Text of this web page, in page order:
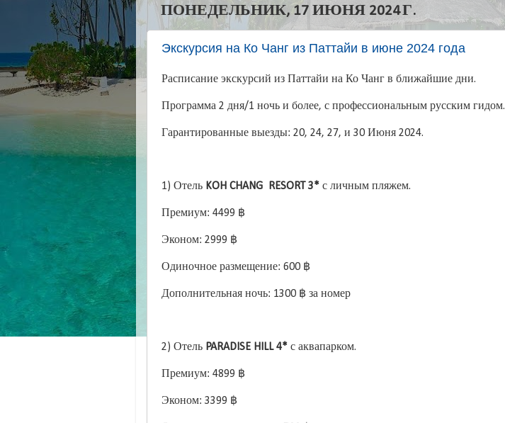
ПОНЕДЕЛЬНИК, 17 ИЮНЯ 2024 Г.
Экскурсия на Ко Чанг из Паттайи в июне 2024 года
Расписание экскурсий из Паттайи на Ко Чанг в ближайшие дни.
Программа 2 дня/1 ночь и более, с профессиональным русским гидом.
Гарантированные выезды: 20, 24, 27, и 30 Июня 2024.
1) Отель KOH CHANG RESORT 3* с личным пляжем.
Премиум: 4499 ฿
Эконом: 2999 ฿
Одиночное размещение: 600 ฿
Дополнительная ночь: 1300 ฿ за номер
2) Отель PARADISE HILL 4* с аквапарком.
Премиум: 4899 ฿
Эконом: 3399 ฿